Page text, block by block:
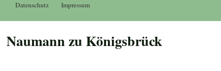
Datenschutz Impressum
Naumann zu Königsbrück